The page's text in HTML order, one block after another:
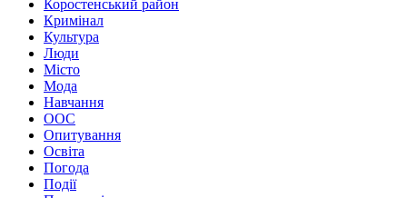
Коростенський район
Кримінал
Культура
Люди
Місто
Мода
Навчання
ООС
Опитування
Освіта
Погода
Події